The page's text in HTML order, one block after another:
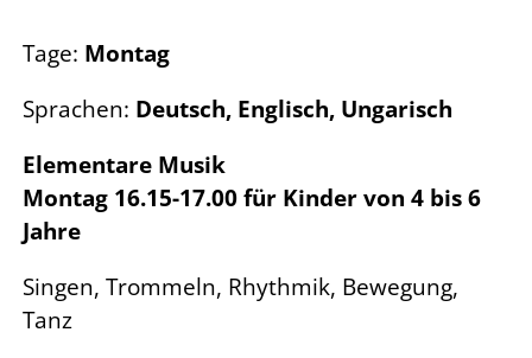
Tage: Montag
Sprachen: Deutsch, Englisch, Ungarisch
Elementare Musik
Montag 16.15-17.00 für Kinder von 4 bis 6
Jahre
Singen, Trommeln, Rhythmik, Bewegung,
Tanz